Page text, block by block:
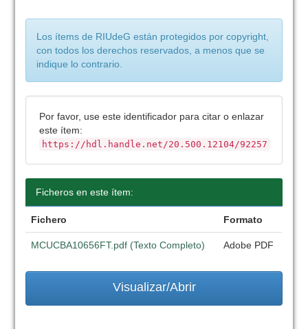
Los ítems de RIUdeG están protegidos por copyright,
con todos los derechos reservados, a menos que se
indique lo contrario.
Por favor, use este identificador para citar o enlazar
este ítem:
https://hdl.handle.net/20.500.12104/92257
Ficheros en este ítem:
Fichero Formato
MCUCBA10656FT.pdf (Texto Completo) Adobe PDF
Visualizar/Abrir